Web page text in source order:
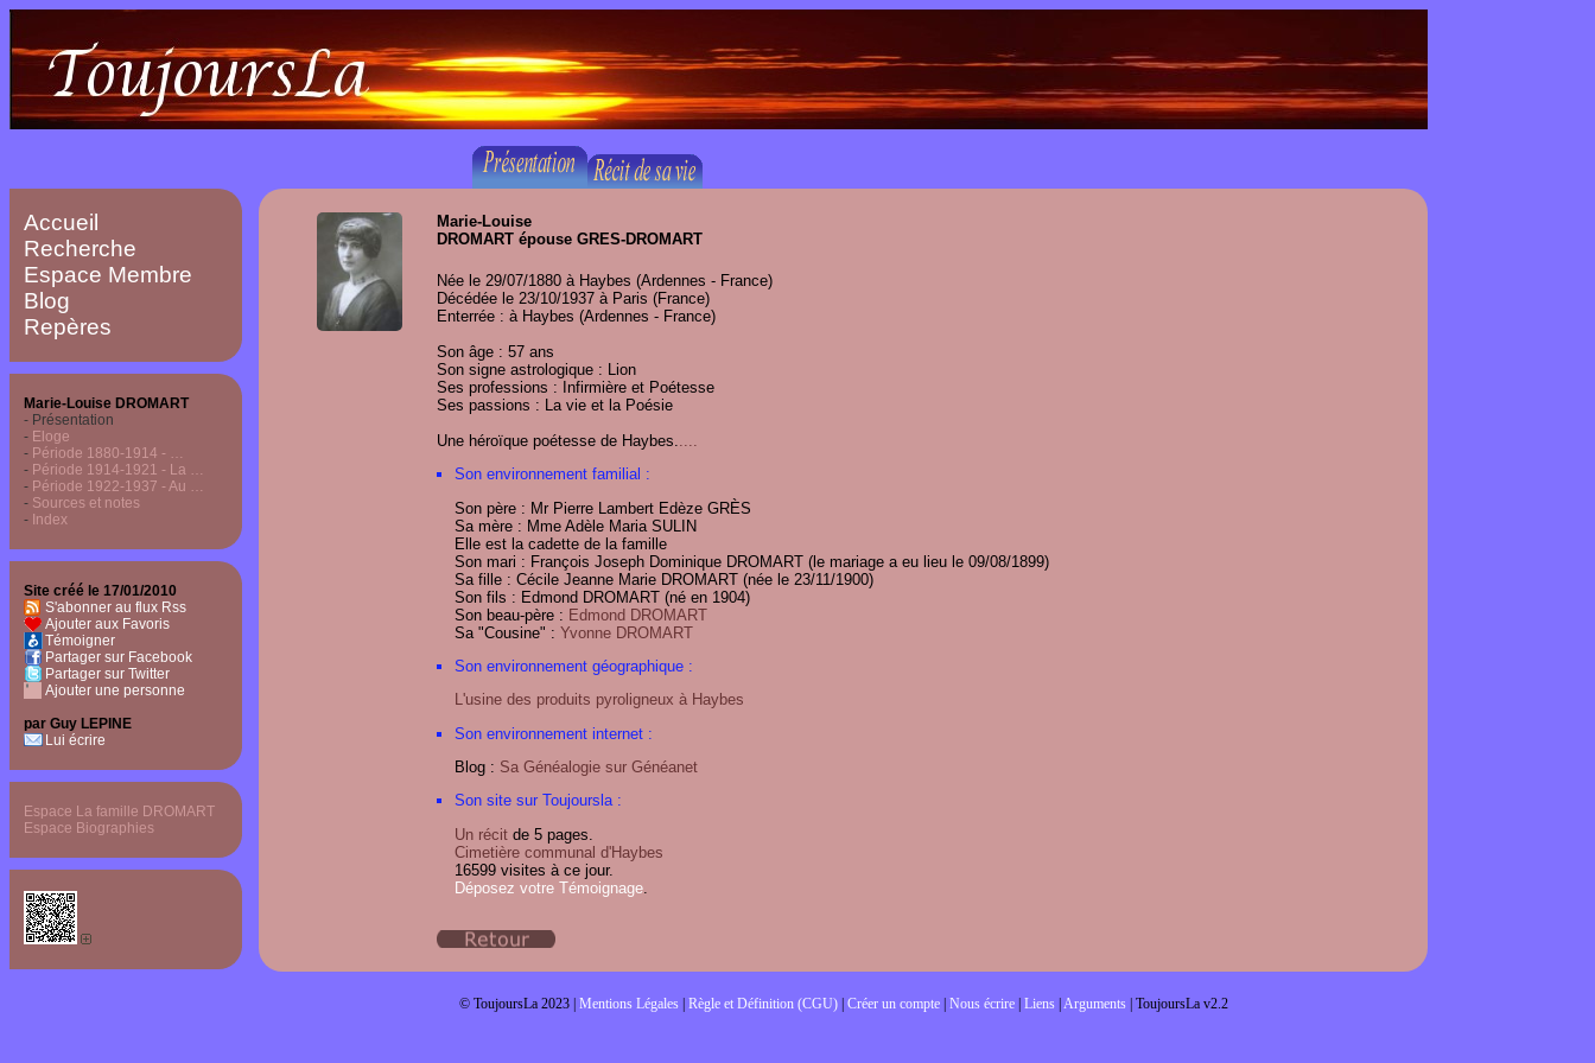
Accueil
Recherche
Espace Membre
Blog
Repères
Marie-Louise DROMART
- Présentation
- Eloge
- Période 1880-1914 - …
- Période 1914-1921 - La …
- Période 1922-1937 - Au …
- Sources et notes
- Index
Site créé le 17/01/2010
S'abonner au flux Rss
Ajouter aux Favoris
Témoigner
Partager sur Facebook
Partager sur Twitter
Ajouter une personne
par Guy LEPINE
Lui écrire
Espace La famille DROMART
Espace Biographies
Marie-Louise
DROMART épouse GRES-DROMART
Née le 29/07/1880 à Haybes (Ardennes - France)
Décédée le 23/10/1937 à Paris (France)
Enterrée : à Haybes (Ardennes - France)
Son âge : 57 ans
Son signe astrologique : Lion
Ses professions : Infirmière et Poétesse
Ses passions : La vie et la Poésie
Une héroïque poétesse de Haybes.....
Son environnement familial :
Son père : Mr Pierre Lambert Edèze GRÈS
Sa mère : Mme Adèle Maria SULIN
Elle est la cadette de la famille
Son mari : François Joseph Dominique DROMART (le mariage a eu lieu le 09/08/1899)
Sa fille : Cécile Jeanne Marie DROMART (née le 23/11/1900)
Son fils : Edmond DROMART (né en 1904)
Son beau-père : Edmond DROMART
Sa "Cousine" : Yvonne DROMART
Son environnement géographique :
L'usine des produits pyroligneux à Haybes
Son environnement internet :
Blog : Sa Généalogie sur Généanet
Son site sur Toujoursla :
Un récit de 5 pages.
Cimetière communal d'Haybes
16599 visites à ce jour.
Déposez votre Témoignage
© ToujoursLa 2023 | Mentions Légales| Règle et Définition (CGU)| Créer un compte| Nous écrire| Liens| Arguments| ToujoursLa v2.2